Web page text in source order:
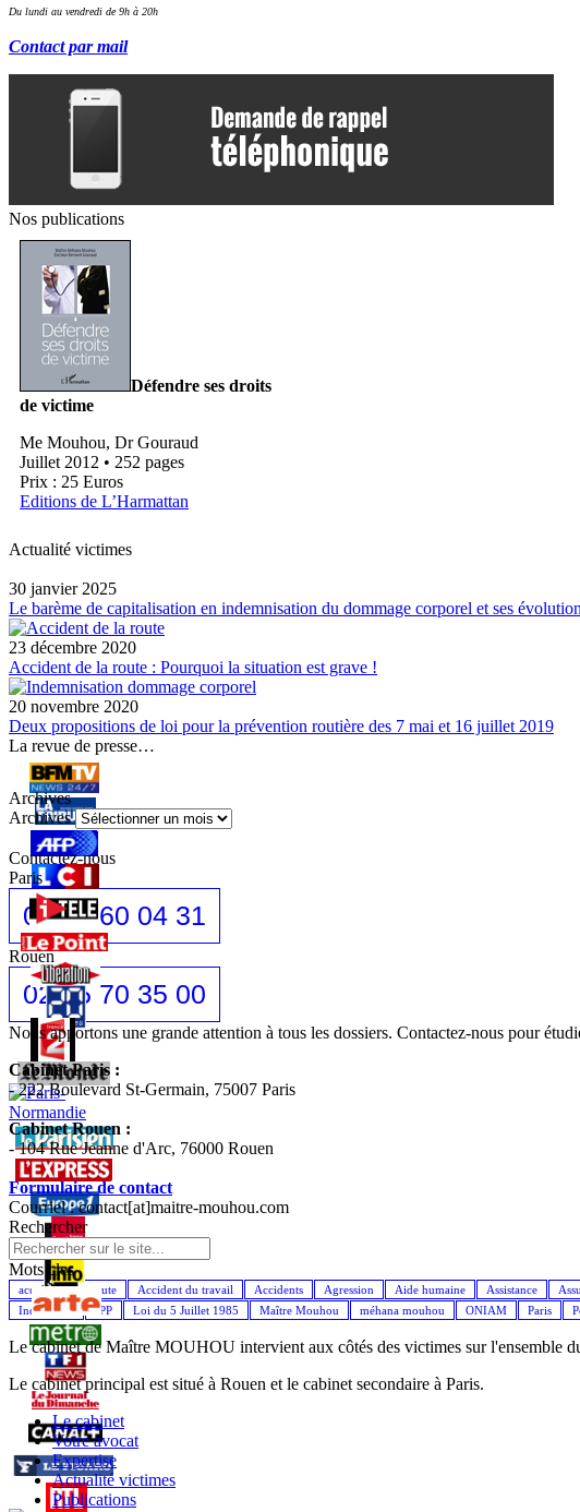
Du lundi au vendredi de 9h à 20h
Contact par mail
Nos publications
Défendre ses droits
de victime
Me Mouhou, Dr Gouraud
Juillet 2012 • 252 pages
Prix : 25 Euros
Editions de L’Harmattan
Actualité victimes
30 janvier 2025
Le barème de capitalisation en indemnisation du dommage corporel et ses
23 décembre 2020
Accident de la route : Pourquoi la situation est grave !
20 novembre 2020
Deux propositions de loi pour la prévention routière des 7 mai et 16 juillet 2019
La revue de presse…
Archives
Archives
Contactez-nous
Paris
01 42 60 04 31
Rouen
02 35 70 35 00
Nous apportons une grande attention à tous les dossiers. Contactez-nous pour
Cabinet Paris :
- 222 Boulevard St-Germain, 75007 Paris
Cabinet Rouen :
- 104 Rue Jeanne d'Arc, 76000 Rouen
Formulaire de contact
Courriel : contact[at]maitre-mouhou.com
Rechercher
Mots cles
accident de la route Accident du travail Accidents Agression Aide humaine Assistance
Indemnités
IPP Loi du 5 Juillet 1985 Maître Mouhou méhana mouhou ONIAM Paris
Le cabinet de Maître MOUHOU intervient aux côtés des victimes sur l'ensemble
Le cabinet principal est situé à Rouen et le cabinet secondaire à Paris.
Le cabinet
Votre avocat
Expertise
Actualité victimes
Publications